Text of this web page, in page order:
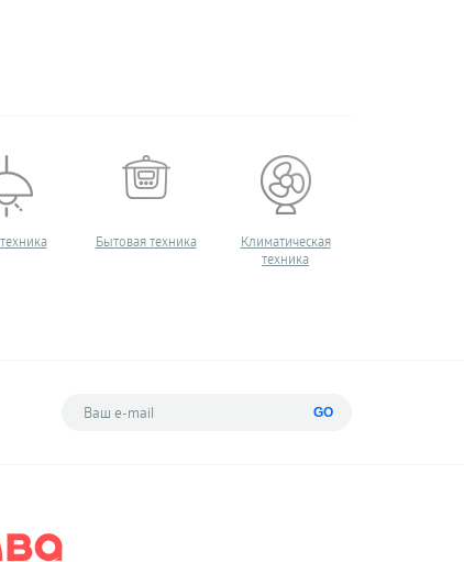
Бытовая техника
Климатическая
техника
GO